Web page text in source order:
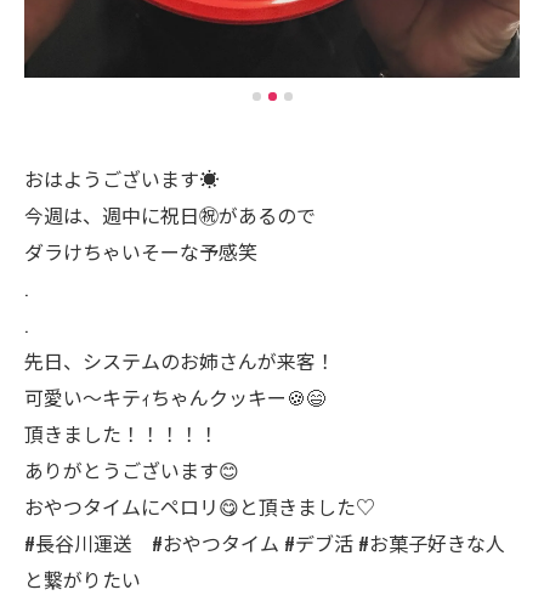
おはようございます☀
今週は、週中に祝日㊗️があるので
ダラけちゃいそーな予感笑
.
.
先日、システムのお姉さんが来客！
可愛い〜キテｨちゃんクッキー🍪😄
頂きました！！！！！
ありがとうございます😊
おやつタイムにペロリ😋と頂きました♡
#長谷川運送 #おやつタイム #デブ活 #お菓子好きな人
と繋がりたい